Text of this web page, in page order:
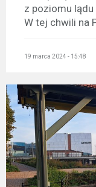
z poziomu
W tej chwili na
19 marca 2024 - 15:48